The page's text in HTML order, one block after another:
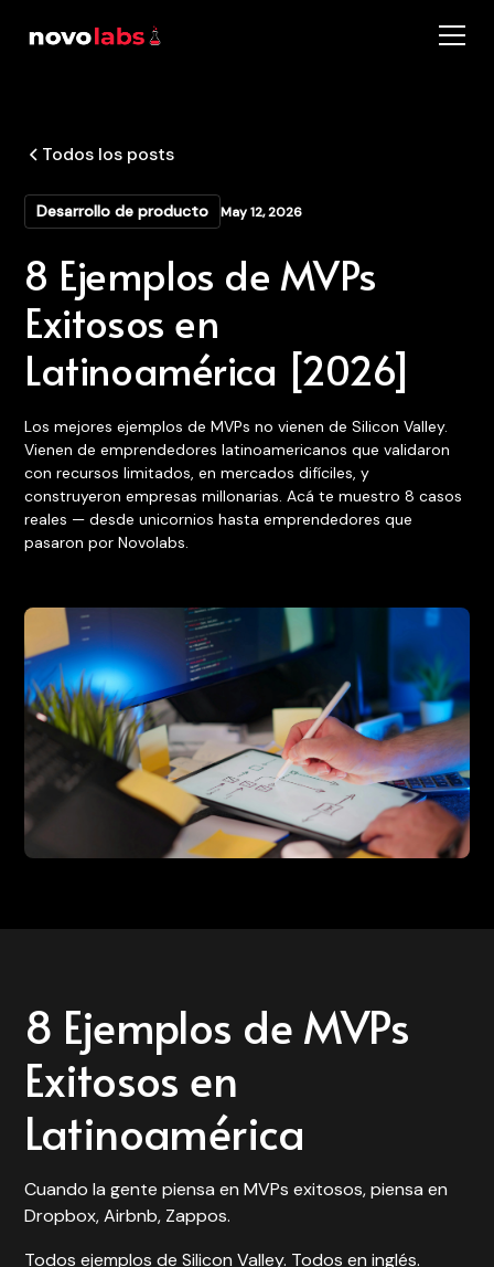
Todos los posts
Desarrollo de producto May 12, 2026
8 Ejemplos de MVPs
Exitosos en
Latinoamérica [2026]
Los mejores ejemplos de MVPs no vienen de Silicon Valley.
Vienen de emprendedores latinoamericanos que validaron
con recursos limitados, en mercados difíciles, y
construyeron empresas millonarias. Acá te muestro 8 casos
reales — desde unicornios hasta emprendedores que
pasaron por Novolabs.
8 Ejemplos de MVPs
Exitosos en
Latinoamérica
Cuando la gente piensa en MVPs exitosos, piensa en
Dropbox, Airbnb, Zappos.
Todos ejemplos de Silicon Valley. Todos en inglés.